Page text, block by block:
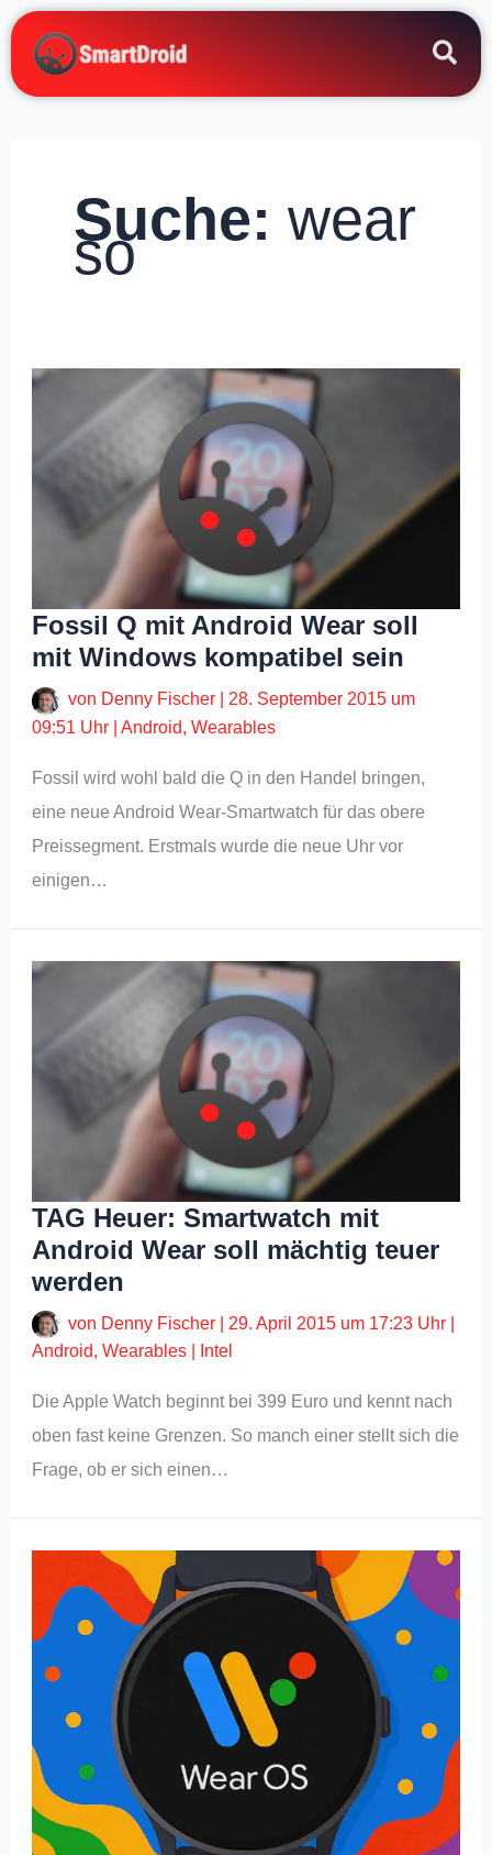
Zum
Inhalt
springen
Suche:wear
so
Fossil Q mit Android Wear soll
mit Windows kompatibel sein
von Denny Fischer
28. September 2015 um
09:51 Uhr |Android,Wearables
Fossil wird wohl bald die Q in den Handel bringen,
eine neue Android Wear-Smartwatch für das obere
Preissegment. Erstmals wurde die neue Uhr vor
einigen…
TAG Heuer: Smartwatch mit
Android Wear soll mächtig teuer
werden
von Denny Fischer 29. April 2015 um 17:23 Uhr
Android,Wearables Intel
Die Apple Watch beginnt bei 399 Euro und kennt nach
oben fast keine Grenzen. So manch einer stellt sich die
Frage, ob er sich einen…